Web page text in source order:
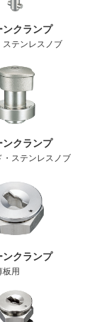
ンクランプ
ステンレスノブ
ンクランプ
・ステンレスノブ
ンクランプ
板用